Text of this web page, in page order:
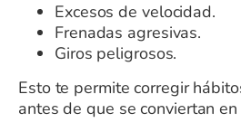
Excesos de velocidad.
Frenadas agresivas.
Giros peligrosos.
Esto te permite corregir
antes de que se conviertan